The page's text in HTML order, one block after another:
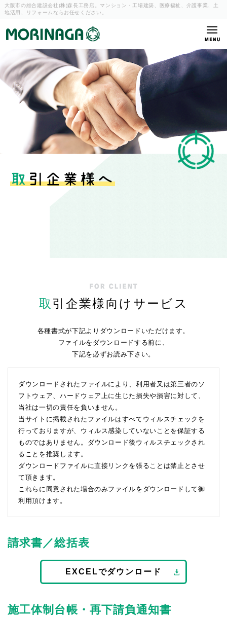
大阪市の総合建設会社(株)森長工務店。マンション・工場建築、
医療福祉、介護事業、土
地活用、リフォームならお任せください。
取 引企業様向けサービス
各種書式が下記よりダウンロードいただけます。
ファイルをダウンロードする前に、
下記を必ずお読み下さい。
ダウンロードされたファイルにより、利用者又は第三者のソ
フトウェア、ハードウェア上に生じた損失や損害に対して、
当社は一切の責任を負いません。
当サイトに掲載されたファイルはすべてウィルスチェックを
行っておりますが、ウィルス感染していないことを保証する
ものではありません。ダウンロード後ウィルスチェックされ
ることを推奨します。
ダウンロードファイルに直接リンクを張ることは禁止とさせ
て頂きます。
これらに同意された場合のみファイルをダウンロードして御
利用頂けます。
請求書／総括表
EXCELでダウンロード
施工体制台帳・再下請負通知書